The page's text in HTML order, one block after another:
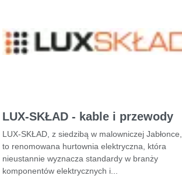
LUX-SKŁAD - kable i przewody
LUX-SKŁAD, z siedzibą w malowniczej Jabłonce,
to renomowana hurtownia elektryczna, która
nieustannie wyznacza standardy w branży
komponentów elektrycznych i...